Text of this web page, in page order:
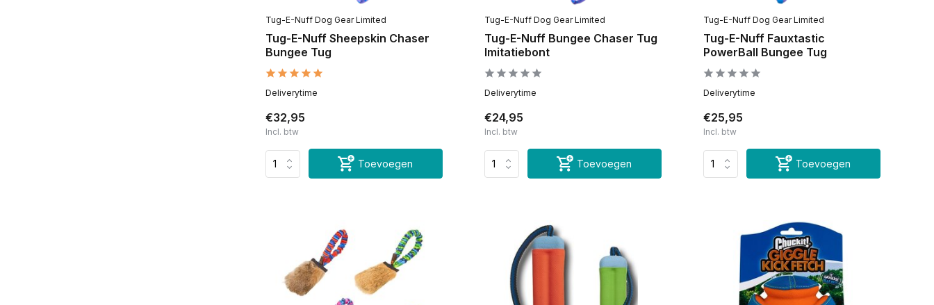
Tug-E-Nuff Dog Gear Limited
Tug-E-Nuff Sheepskin Chaser
Bungee Tug
Deliverytime
€32,95
Incl. btw
Toevoegen
Tug-E-Nuff Dog Gear Limited
Tug-E-Nuff Bungee Chaser Tug
Imitatiebont
Deliverytime
€24,95
Incl. btw
Toevoegen
Tug-E-Nuff Dog Gear Limited
Tug-E-Nuff Fauxtastic
PowerBall Bungee Tug
Deliverytime
€25,95
Incl. btw
Toevoegen